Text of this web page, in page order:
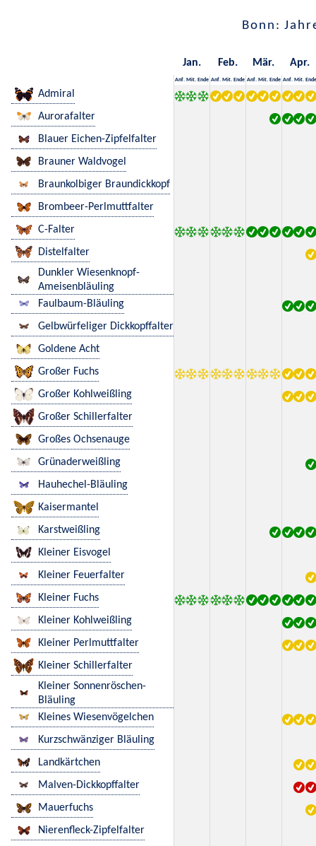
Bonn:
Jan. Feb. Mär. Apr.
Anf. Mit. Ende Anf. Mit. Ende Anf. Mit. Ende Anf. Mit. Ende
Admiral
Aurorafalter
Blauer Eichen-Zipfelfalter
Brauner Waldvogel
Braunkolbiger Braundickkopf
Brombeer-Perlmuttfalter
C-Falter
Distelfalter
Dunkler Wiesenknopf-
Ameisenbläuling
Faulbaum-Bläuling
Gelbwürfeliger Dickkopffalter
Goldene Acht
Großer Fuchs
Großer Kohlweißling
Großer Schillerfalter
Großes Ochsenauge
Grünaderweißling
Hauhechel-Bläuling
Kaisermantel
Karstweißling
Kleiner Eisvogel
Kleiner Feuerfalter
Kleiner Fuchs
Kleiner Kohlweißling
Kleiner Perlmuttfalter
Kleiner Schillerfalter
Kleiner Sonnenröschen-
Bläuling
Kleines Wiesenvögelchen
Kurzschwänziger Bläuling
Landkärtchen
Malven-Dickkopffalter
Mauerfuchs
Nierenfleck-Zipfelfalter